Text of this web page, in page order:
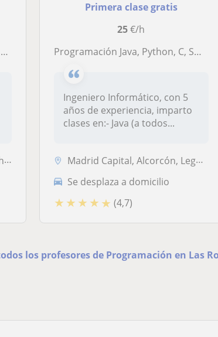
Primera clase gratis
25€/h
Programación Java, Python, C, SQL, UNIX, R
Ingeniero Informático, con 5
años de experiencia, imparto
clases en:- Java (a todos...
Madrid Capital, Alcorcón, Leganés, Pozuelo de Alarcón, Boadilla del Mo...
Se desplaza a domicilio
★ ★ ★ ★ ★ (4,7)
los profesores de Programación en Las